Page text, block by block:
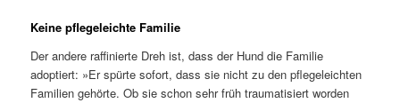
Keine pflegeleichte Familie
Der andere raffinierte Dreh ist, dass der Hund die Familie
adoptiert: »Er spürte sofort, dass sie nicht zu den pflegeleichten
Familien gehörte. Ob sie schon sehr früh traumatisiert worden